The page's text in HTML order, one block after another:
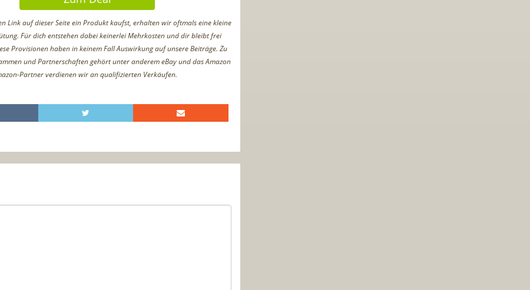
Link auf dieser Seite ein Produkt kaufst, erhalten wir oftmals eine kleine
Für dich entstehen dabei keinerlei Mehrkosten und dir bleibt frei
Provisionen haben in keinem Fall Auswirkung auf unsere Beiträge. Zu
und Partnerschaften gehört unter anderem eBay und das Amazon
Partner verdienen wir an qualifizierten Verkäufen.